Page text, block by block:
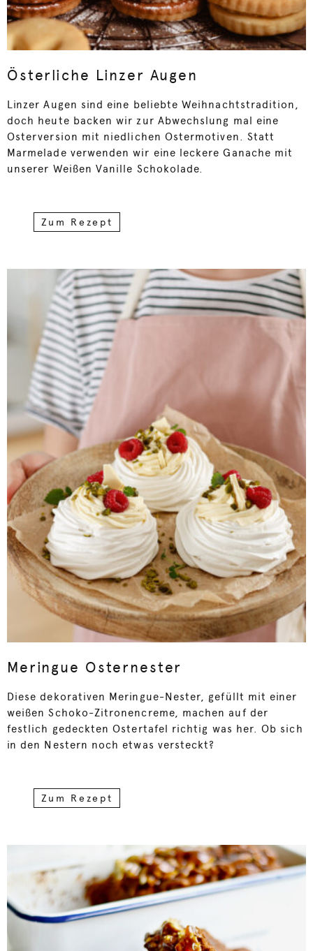
Österliche Linzer Augen
Linzer Augen sind eine beliebte Weihnachtstradition,
doch heute backen wir zur Abwechslung mal eine
Osterversion mit niedlichen Ostermotiven. Statt
Marmelade verwenden wir eine leckere Ganache mit
unserer Weißen Vanille Schokolade.
Zum Rezept
Meringue Osternester
Diese dekorativen Meringue-Nester, gefüllt mit einer
weißen Schoko-Zitronencreme, machen auf der
festlich gedeckten Ostertafel richtig was her. Ob sich
in den Nestern noch etwas versteckt?
Zum Rezept